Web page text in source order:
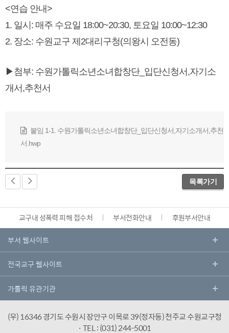
<연습 안내>
1. 일시: 매주 수요일 18:00~20:30, 토요일 10:00~12:30
2. 장소: 수원교구 제2대리구청(의왕시 오전동)
▶첨부: 수원가톨릭소년소녀합창단_입단신청서,자기소
개서,추천서
붙임 1-1. 수원가톨릭소년소녀합창단_입단신청서,자기소개서,추천
서.hwp
목록가기
교구내 성폭력 피해 접수처 부서전화안내 후원부서안내
(우) 16346 경기도 수원시 장안구 이목로 39(정자동) 천주교 수원교구청
· TEL : (031) 244-5001